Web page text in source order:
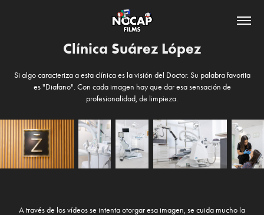
Clínica Suárez López
Si algo caracteriza a esta clínica es la visión del Doctor. Su palabra favorita
es "Diafano". Con cada imagen hay que dar esa sensación de
profesionalidad, de limpieza.
A través de los vídeos se intenta otorgar esa imagen, se cuida mucho la